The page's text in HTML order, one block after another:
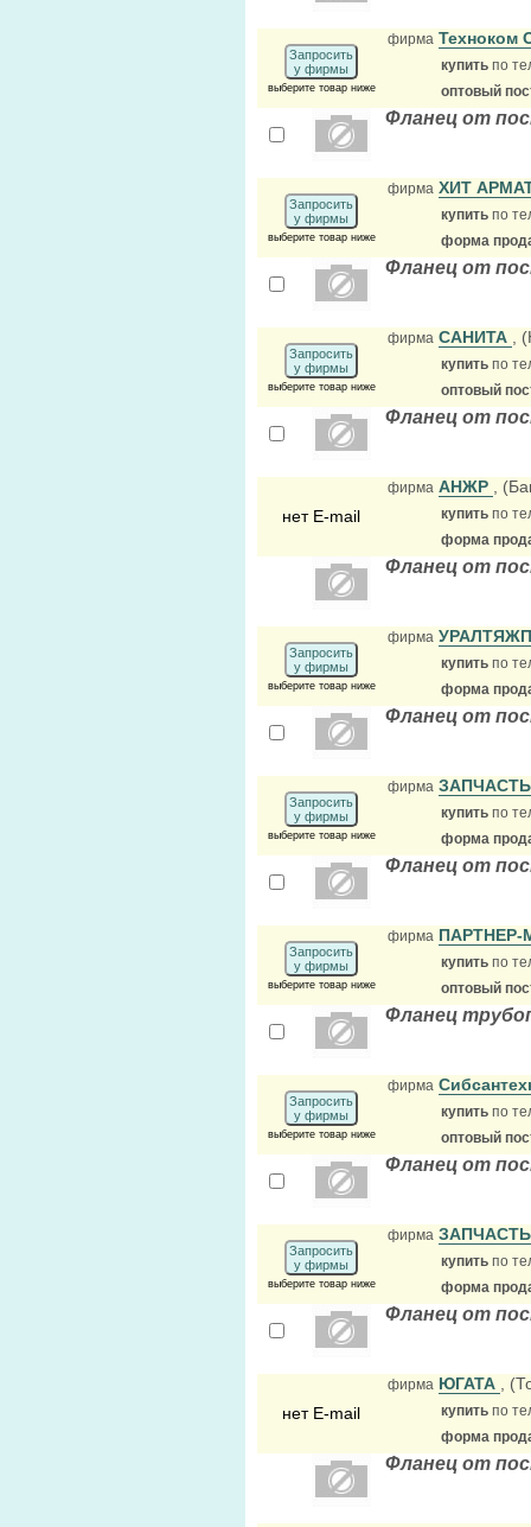
Запросить
у фирмы
выберите товар ниже
фирма
купить по
оптовый
Фланец от
Запросить
у фирмы
выберите товар ниже
фирма ХИТ
купить по
форма
Фланец от
Запросить
у фирмы
выберите товар ниже
фирма САНИТА ,
купить по
оптовый
Фланец от
нет E-mail
фирма АНЖР ,
купить по
форма
Фланец от
Запросить
у фирмы
выберите товар ниже
фирма
купить по
форма
Фланец от
Запросить
у фирмы
выберите товар ниже
фирма
купить по
форма
Фланец от
Запросить
у фирмы
выберите товар ниже
фирма
купить по
оптовый
Фланец
Запросить
у фирмы
выберите товар ниже
фирма
купить по
оптовый
Фланец от
Запросить
у фирмы
выберите товар ниже
фирма
купить по
форма
Фланец от
нет E-mail
фирма ЮГАТА ,
купить по
форма
Фланец от